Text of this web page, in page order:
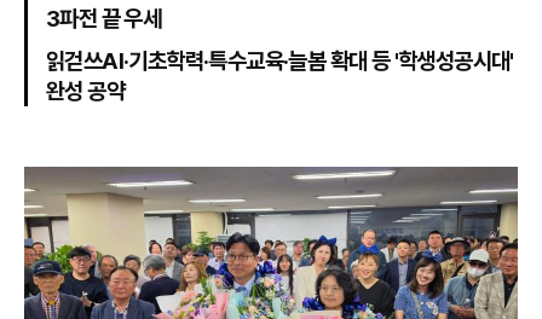
3파전 끝 우세
읽걷쓰AI·기초학력·특수교육·늘봄 확대 등 '학생성공시대'
완성 공약